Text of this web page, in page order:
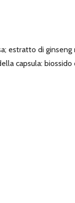
estratto di ginseng
capsula: biossido